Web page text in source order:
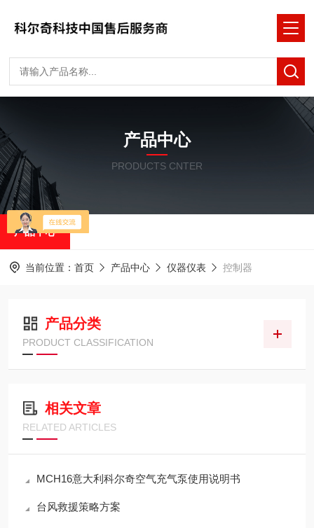
产品中心
PRODUCTS CNTER
产品中心
当前位置： 首页 产品中心 仪器仪表 控制器
产品分类
PRODUCT CLASSIFICATION
相关文章
RELATED ARTICLES
MCH16意大利科尔奇空气充气泵使用说明书
台风救援策略方案